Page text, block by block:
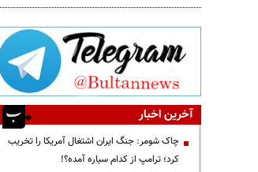
آخرین اخبار
چاک شومر: جنگ ایران اشتغال آمریکا را تخریب
کرد؛ ترامپ از کدام سیاره آمده؟!